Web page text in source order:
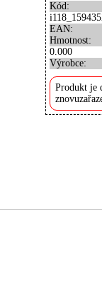
Kód:
EAN:
Hmotnost:
0.000
Výrobce:
Produkt je